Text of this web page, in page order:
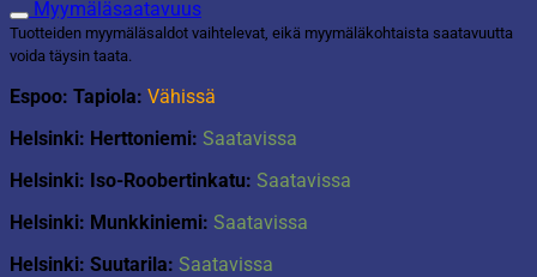
määrä
Myymäläsaatavuus
Tuotteiden myymäläsaldot vaihtelevat, eikä myymäläkohtaista saatavuutta
voida täysin taata.
Espoo: Tapiola: Vähissä
Helsinki: Herttoniemi: Saatavissa
Helsinki: Iso-Roobertinkatu: Saatavissa
Helsinki: Munkkiniemi: Saatavissa
Helsinki: Suutarila: Saatavissa